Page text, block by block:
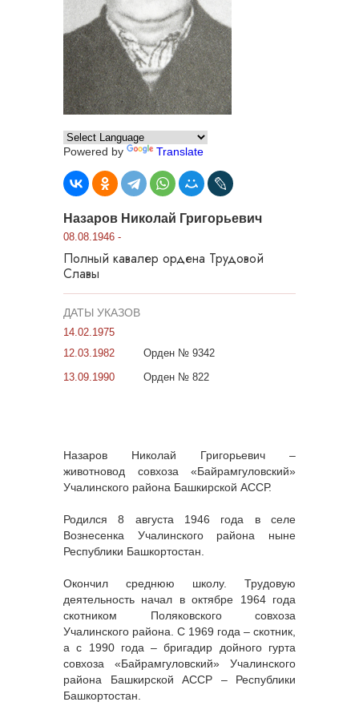
Powered by Translate
Назаров Николай Григорьевич
08.08.1946 -
Полный кавалер ордена Трудовой
Славы
ДАТЫ УКАЗОВ
14.02.1975
12.03.1982
Орден № 9342
13.09.1990
Орден № 822
Назаров Николай Григорьевич –
животновод совхоза «Байрамгуловский»
Учалинского района Башкирской АССР.
Родился 8 августа 1946 года в селе
Вознесенка Учалинского района ныне
Республики Башкортостан.
Окончил среднюю школу. Трудовую
деятельность начал в октябре 1964 года
скотником Поляковского совхоза
Учалинского района. С 1969 года – скотник,
а с 1990 года – бригадир дойного гурта
совхоза «Байрамгуловский» Учалинского
района Башкирской АССР – Республики
Башкортостан.